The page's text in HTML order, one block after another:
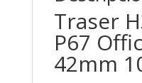
Traser
P67
42mm